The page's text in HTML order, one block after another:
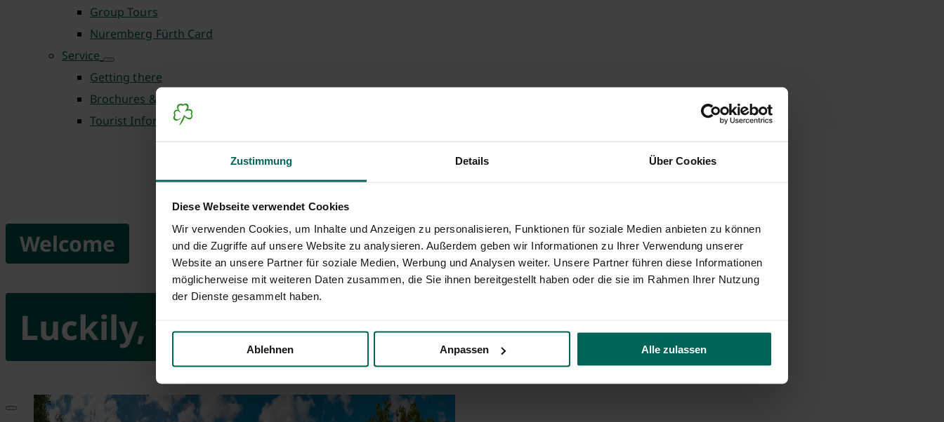
Zustimmung Details Über Cookies
Diese Webseite verwendet Cookies
Wir verwenden Cookies, um Inhalte und Anzeigen zu personalisieren, Funktionen für soziale Medien anbieten zu können
und die Zugriffe auf unsere Website zu analysieren. Außerdem geben wir Informationen zu Ihrer Verwendung unserer
Website an unsere Partner für soziale Medien, Werbung und Analysen weiter. Unsere Partner führen diese Informationen
möglicherweise mit weiteren Daten zusammen, die Sie ihnen bereitgestellt haben oder die sie im Rahmen Ihrer Nutzung
der Dienste gesammelt haben.
Ablehnen Anpassen Alle zulassen
Group Tours
Nuremberg Fürth Card
Service
Getting there
Brochures & Downloads
Tourist Information Centre
Luckily, there's Fürth
Welcome